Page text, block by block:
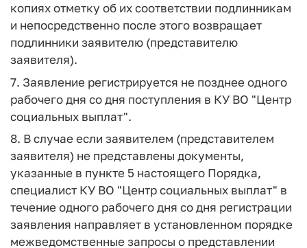
копиях отметку об их соответствии подлинникам
и непосредственно после этого возвращает
подлинники заявителю (представителю
заявителя).
7. Заявление регистрируется не позднее одного
рабочего дня со дня поступления в КУ ВО "Центр
социальных выплат".
8. В случае если заявителем (представителем
заявителя) не представлены документы,
указанные в пункте 5 настоящего Порядка,
специалист КУ ВО "Центр социальных выплат" в
течение одного рабочего дня со дня регистрации
заявления направляет в установленном порядке
межведомственные запросы о представлении